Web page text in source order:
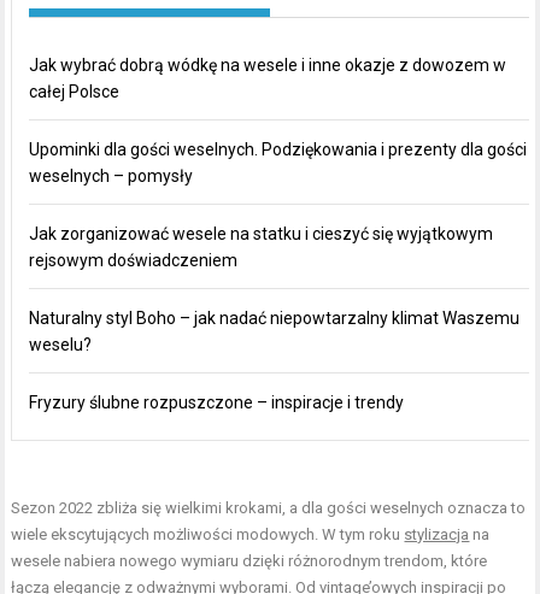
Jak wybrać dobrą wódkę na wesele i inne okazje z dowozem w
całej Polsce
Upominki dla gości weselnych. Podziękowania i prezenty dla gości
weselnych – pomysły
Jak zorganizować wesele na statku i cieszyć się wyjątkowym
rejsowym doświadczeniem
Naturalny styl Boho – jak nadać niepowtarzalny klimat Waszemu
weselu?
Fryzury ślubne rozpuszczone – inspiracje i trendy
Sezon 2022 zbliża się wielkimi krokami, a dla gości weselnych oznacza to
wiele ekscytujących możliwości modowych. W tym roku stylizacja na
wesele nabiera nowego wymiaru dzięki różnorodnym trendom, które
łączą elegancję z odważnymi wyborami. Od vintage’owych inspiracji po